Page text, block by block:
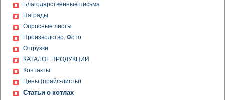
Благодарственные письма
Награды
Опросные листы
Производство. Фото
Отгрузки
КАТАЛОГ ПРОДУКЦИИ
Контакты
Цены (прайс-листы)
Статьи о котлах